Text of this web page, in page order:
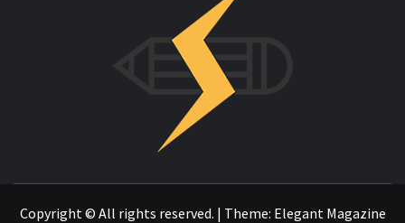
Copyright © All rights reserved. | Theme: Elegant Magazine